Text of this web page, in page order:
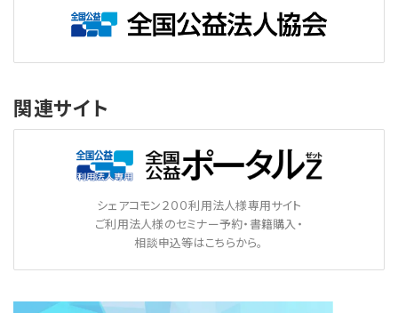
関連サイト
シェアコモン２００利用法人様専用サイト
ご利用法人様のセミナー予約・書籍購入・
相談申込等はこちらから。